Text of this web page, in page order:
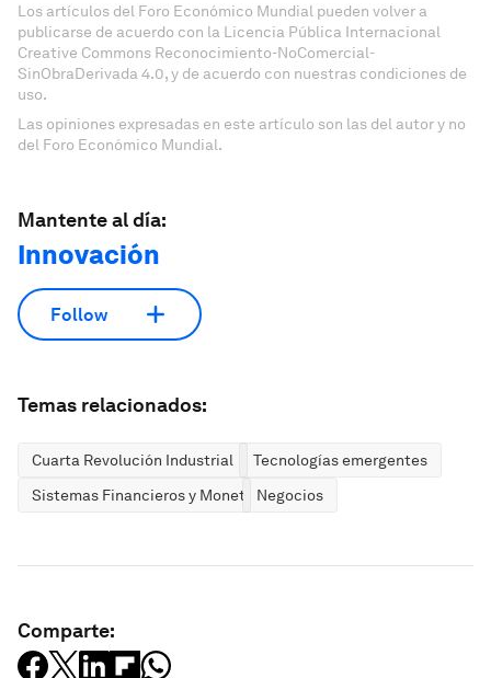
Los artículos del Foro Económico Mundial pueden volver a
publicarse de acuerdo con la Licencia Pública Internacional
Creative Commons Reconocimiento-NoComercial-
SinObraDerivada 4.0, y de acuerdo con nuestras condiciones de
uso.
Las opiniones expresadas en este artículo son las del autor y no
del Foro Económico Mundial.
Mantente al día:
Innovación
Follow
Temas relacionados:
Cuarta Revolución Industrial
Tecnologías emergentes
Sistemas Financieros y MonetariosNegocios
Comparte: